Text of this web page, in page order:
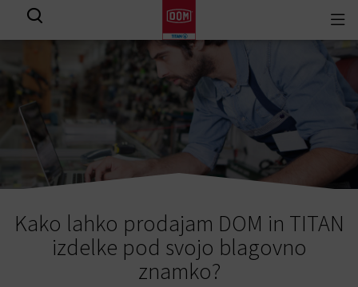
Kako lahko prodajam DOM in TITAN
izdelke pod svojo blagovno
znamko?